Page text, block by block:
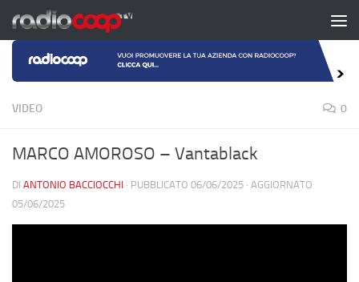
Salta al contenuto
VIDEO 0
MARCO AMOROSO – Vantablack
DI ANTONIO BACCIOCCHI · PUBBLICATO 06/06/2025 · AGGIORNATO
05/06/2025